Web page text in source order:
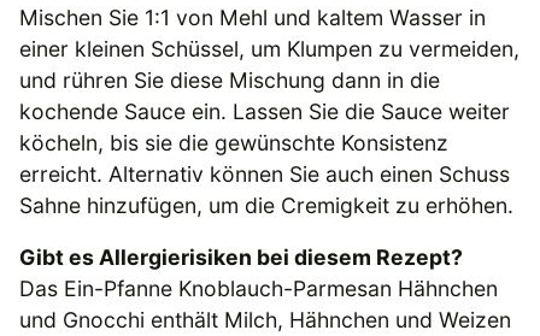
Mischen Sie 1:1 von Mehl und kaltem Wasser in
einer kleinen Schüssel, um Klumpen zu vermeiden,
und rühren Sie diese Mischung dann in die
kochende Sauce ein. Lassen Sie die Sauce weiter
köcheln, bis sie die gewünschte Konsistenz
erreicht. Alternativ können Sie auch einen Schuss
Sahne hinzufügen, um die Cremigkeit zu erhöhen.
Gibt es Allergierisiken bei diesem Rezept?
Das Ein-Pfanne Knoblauch-Parmesan Hähnchen
und Gnocchi enthält Milch, Hähnchen und Weizen